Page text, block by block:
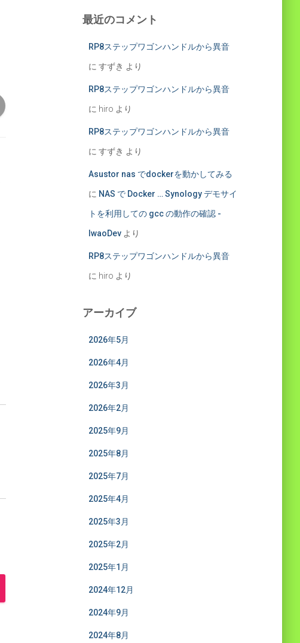
最近のコメント
RP8ステップワゴンハンドルから異音
に すずき より
RP8ステップワゴンハンドルから異音
に hiro より
RP8ステップワゴンハンドルから異音
に すずき より
Asustor nas でdockerを動かしてみる
に NAS で Docker … Synology デモサイ
トを利用しての gcc の動作の確認 -
IwaoDevより
RP8ステップワゴンハンドルから異音
に hiro より
アーカイブ
2026年5月
2026年4月
2026年3月
2026年2月
2025年9月
2025年8月
2025年7月
2025年4月
2025年3月
2025年2月
2025年1月
2024年12月
2024年9月
2024年8月